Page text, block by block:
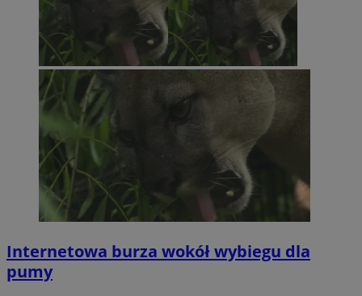
Internetowa burza wokół wybiegu dla
pumy